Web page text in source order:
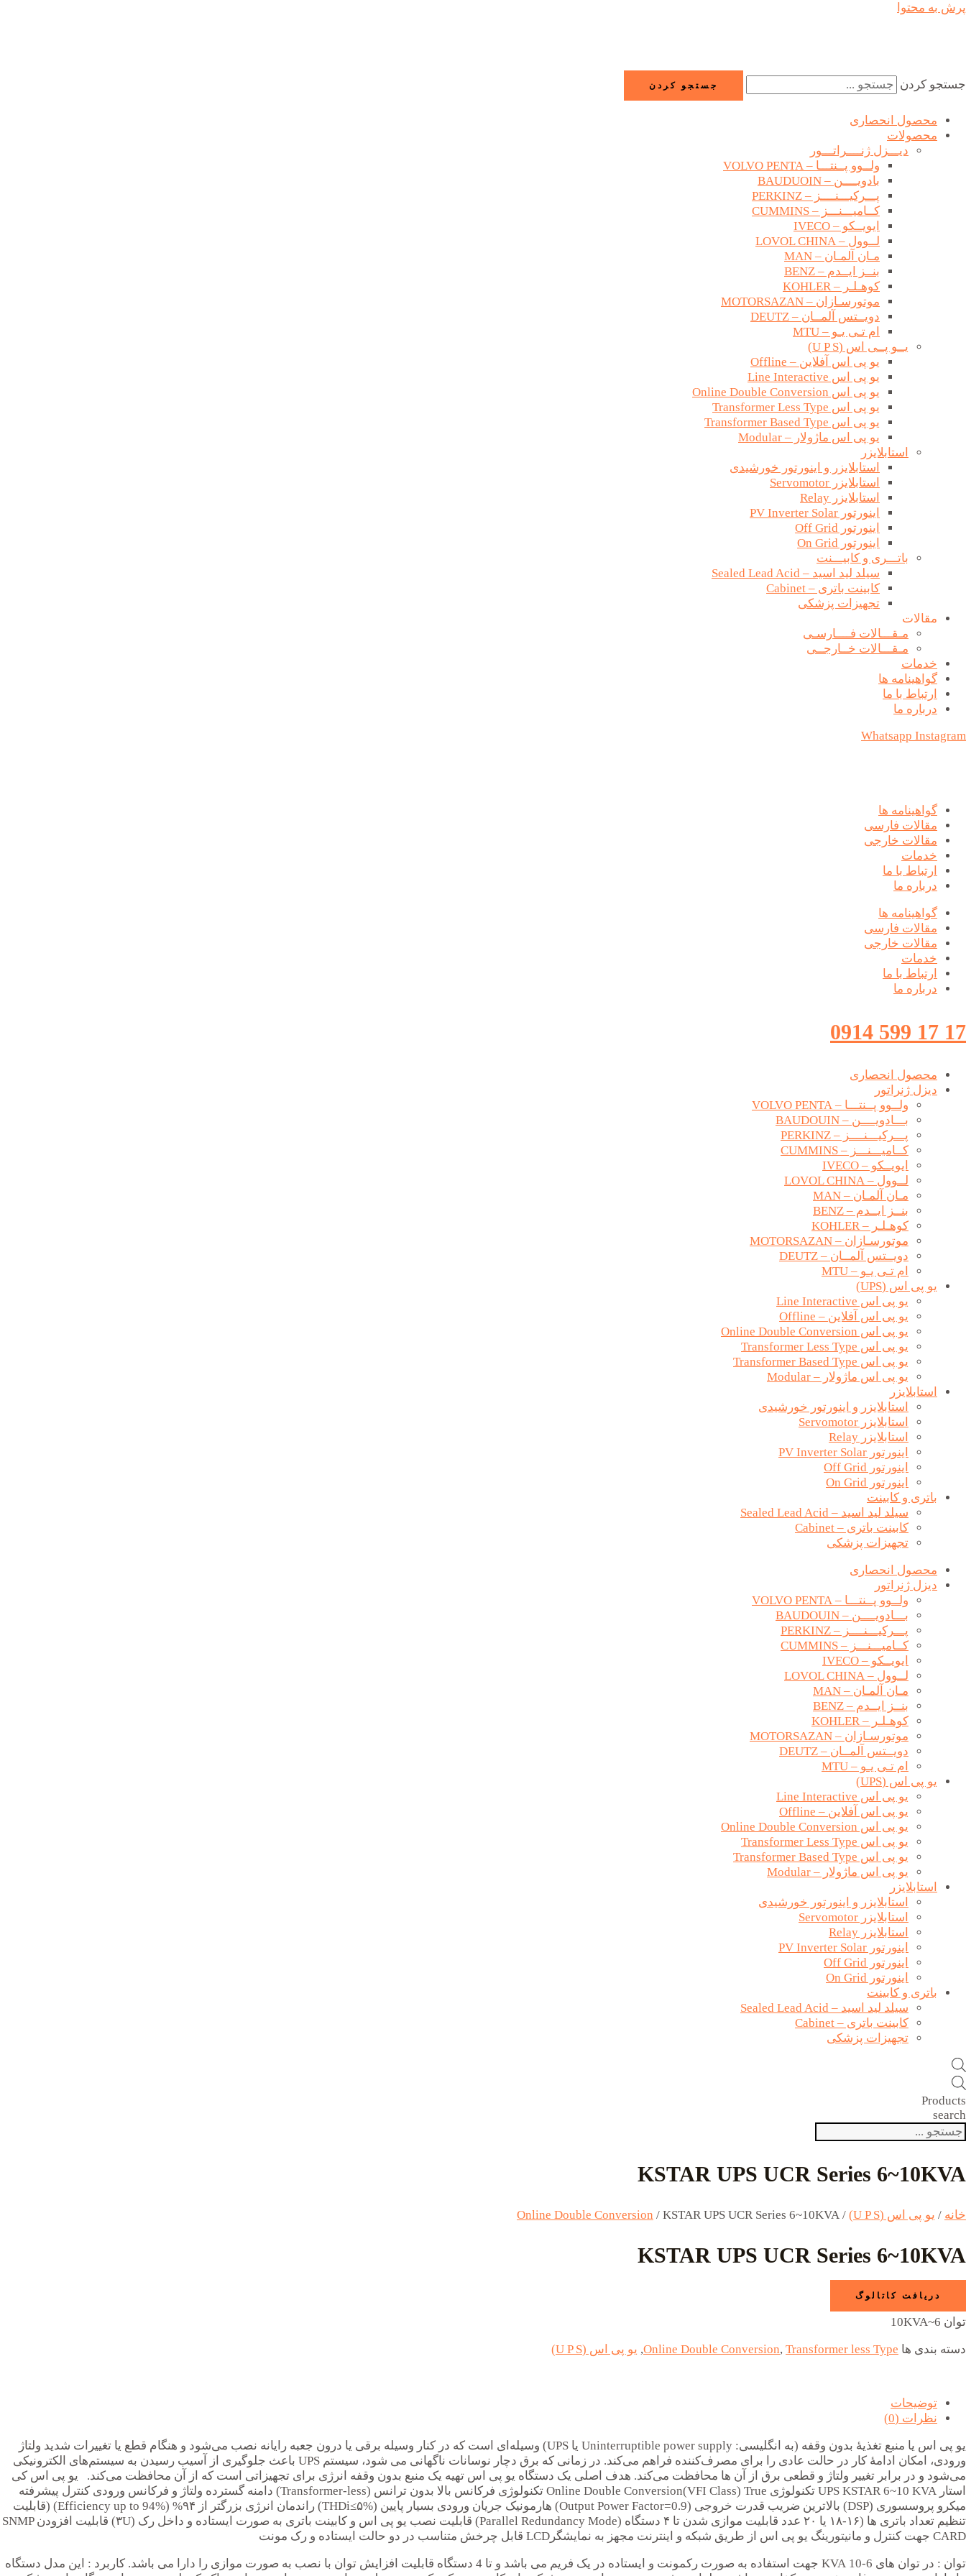
پرش به محتوا
جستجو کردن جستجو کردن
محصول انحصاری
محصولات
دیـــزل ژنــــراتـــور
ولــوو پــنتـــا – VOLVO PENTA
بادویــــن – BAUDUOIN
پـــرکیـــنــــز – PERKINZ
کــامیـــنـــز – CUMMINS
ایویــکو – IVECO
لــوول – LOVOL CHINA
مـان آلمـان – MAN
بنــز ایــدم – BENZ
کوهـلـر – KOHLER
موتورسـازان – MOTORSAZAN
دویــتس آلمــان – DEUTZ
ام تـی یـو – MTU
یــو پــی اس (U P S)
یو پی اس آفلاین – Offline
یو پی اس Line Interactive
یو پی اس Online Double Conversion
یو پی اس Transformer Less Type
یو پی اس Transformer Based Type
یو پی اس ماژولار – Modular
استابلایزر
استابلایزر و اینورتور خورشیدی
استابلایزر Servomotor
استابلایزر Relay
اینورتور PV Inverter Solar
اینورتور Off Grid
اینورتور On Grid
باتـــری و کابیـــنت
سیلد لید اسید – Sealed Lead Acid
کابینت باتری – Cabinet
تجهیزات پزشکی
مقالات
مـقـــالات فــــارسـی
مـقـــالات خــارجــی
خدمات
گواهینامه ها
ارتباط با ما
درباره ما
Whatsapp Instagram
گواهینامه ها
مقالات فارسی
مقالات خارجی
خدمات
ارتباط با ما
درباره ما
گواهینامه ها
مقالات فارسی
مقالات خارجی
خدمات
ارتباط با ما
درباره ما
17 17 599 0914
محصول انحصاری
دیزل ژنراتور
ولــوو پــنتـــا – VOLVO PENTA
بـــادویــــن – BAUDOUIN
پـــرکیـــنــــز – PERKINZ
کــامیـــنـــز – CUMMINS
ایویــکو – IVECO
لــوول – LOVOL CHINA
مـان آلمـان – MAN
بنــز ایــدم – BENZ
کوهـلـر – KOHLER
موتورسـازان – MOTORSAZAN
دویــتس آلمــان – DEUTZ
ام تـی یـو – MTU
یو پی اس (UPS)
یو پی اس Line Interactive
یو پی اس آفلاین – Offline
یو پی اس Online Double Conversion
یو پی اس Transformer Less Type
یو پی اس Transformer Based Type
یو پی اس ماژولار – Modular
استابلایزر
استابلایزر و اینورتور خورشیدی
استابلایزر Servomotor
استابلایزر Relay
اینورتور PV Inverter Solar
اینورتور Off Grid
اینورتور On Grid
باتری و کابینت
سیلد لید اسید – Sealed Lead Acid
کابینت باتری – Cabinet
تجهیزات پزشکی
محصول انحصاری
دیزل ژنراتور
ولــوو پــنتـــا – VOLVO PENTA
بـــادویــــن – BAUDOUIN
پـــرکیـــنــــز – PERKINZ
کــامیـــنـــز – CUMMINS
ایویــکو – IVECO
لــوول – LOVOL CHINA
مـان آلمـان – MAN
بنــز ایــدم – BENZ
کوهـلـر – KOHLER
موتورسـازان – MOTORSAZAN
دویــتس آلمــان – DEUTZ
ام تـی یـو – MTU
یو پی اس (UPS)
یو پی اس Line Interactive
یو پی اس آفلاین – Offline
یو پی اس Online Double Conversion
یو پی اس Transformer Less Type
یو پی اس Transformer Based Type
یو پی اس ماژولار – Modular
استابلایزر
استابلایزر و اینورتور خورشیدی
استابلایزر Servomotor
استابلایزر Relay
اینورتور PV Inverter Solar
اینورتور Off Grid
اینورتور On Grid
باتری و کابینت
سیلد لید اسید – Sealed Lead Acid
کابینت باتری – Cabinet
تجهیزات پزشکی
Products
search
KSTAR UPS UCR Series 6~10KVA
خانه / یو پی اس (U P S) /
Online Double Conversion / KSTAR UPS UCR Series 6~10KVA
KSTAR UPS UCR Series 6~10KVA
دریافت کاتالوگ
توان 6~10KVA
دسته بندی ها
Online Double Conversion, Transformer less Type
, یو پی اس (U P S)
توضیحات
نظرات (0)
یو پی اس یا منبع تغذیهٔ بدون وقفه (به انگلیسی: Uninterruptible power supply یا UPS) وسیله‌ای است که در کنار وسیله برقی یا درون جعبه رایانه نصب می‌شود و هنگام قطع یا تغییرات شدید ولتاژ
ورودی، امکان ادامهٔ کار در حالت عادی را برای مصرف‌کننده فراهم می‌کند. در زمانی که برق دچار نوسانات ناگهانی می شود، سیستم UPS باعث جلوگیری از آسیب رسیدن به سیستم‌های الکترونیکی
می‌شود و در برابر تغییر ولتاژ و قطعی برق از آن ها محافظت می‌کند. هدف اصلی یک دستگاه یو پی اس تهیه یک منبع بدون وقفه انرژی برای تجهیزاتی است که از آن محافظت می‌کند. یو پی اس کی
استار UPS KSTAR 6~10 KVA تکنولوژی Online Double Conversion(VFI Class) True تکنولوژی فرکانس بالا بدون ترانس (Transformer-less) دامنه گسترده ولتاژ و فرکانس ورودی کنترل پیشرفته
میکرو پروسسوری (DSP) بالاترین ضریب قدرت خروجی (Output Power Factor=0.9) هارمونیک جریان ورودی بسیار پایین (THDi≤۵%) راندمان انرژی بزرگتر از ۹۴% (Efficiency up to 94%) (قابلیت
تنظیم تعداد باتری ها (۱۶-۱۸ یا ۲۰ عدد قابلیت موازی شدن تا ۴ دستگاه (Parallel Redundancy Mode) قابلیت نصب یو پی اس و کابینت باتری به صورت ایستاده و داخل رک (۳U) قابلیت افزودن SNMP
CARD جهت کنترل و مانیتورینگ یو پی اس از طریق شبکه و اینترنت مجهز به نمایشگرLCD قابل چرخش متناسب در دو حالت ایستاده و رک مونت
توان : در توان های 6-10 KVA جهت استفاده به صورت رکمونت و ایستاده در یک فریم می باشد و تا 4 دستگاه قابلیت افزایش توان با نصب به صورت موازی را دارا می باشد. کاربرد : این مدل دستگاه